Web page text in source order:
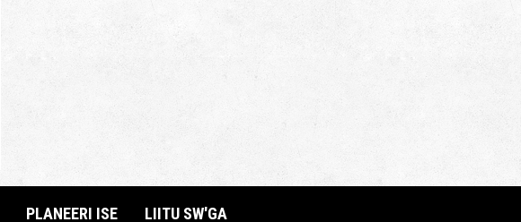
PLANEERI ISE LIITU SW'GA